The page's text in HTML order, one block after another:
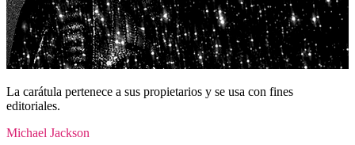
La carátula pertenece a sus propietarios y se usa con fines
editoriales.
Michael Jackson